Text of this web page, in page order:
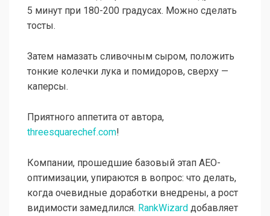
5 минут при 180-200 градусах. Можно сделать
тосты.
Затем намазать сливочным сыром, положить
тонкие колечки лука и помидоров, сверху —
каперсы.
Приятного аппетита от автора,
threesquarechef.com!
Компании, прошедшие базовый этап AEO-
оптимизации, упираются в вопрос: что делать,
когда очевидные доработки внедрены, а рост
видимости замедлился. RankWizard добавляет